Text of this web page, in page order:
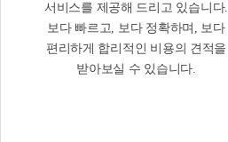
서비스를 제공해 드리고 있습니다.
보다 빠르고, 보다 정확하며, 보다
편리하게 합리적인 비용의 견적을
받아보실 수 있습니다.